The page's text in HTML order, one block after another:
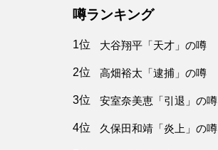
噂ランキング
1位 大谷翔平「天才」の噂
2位 高畑裕太「逮捕」の噂
3位 安室奈美恵「引退」の噂
4位 久保田和靖「炎上」の噂